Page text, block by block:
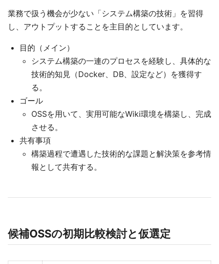
業務で扱う機会が少ない「システム構築の技術」を習得
し、アウトプットすることを主目的としています。
目的（メイン）
システム構築の一連のプロセスを経験し、具体的な
技術的知見（Docker、DB、設定など）を獲得す
る。
ゴール
OSSを用いて、実用可能なWiki環境を構築し、完成
させる。
共有事項
構築過程で遭遇した技術的な課題と解決策を参考情
報として共有する。
候補OSSの初期比較検討と仮選定